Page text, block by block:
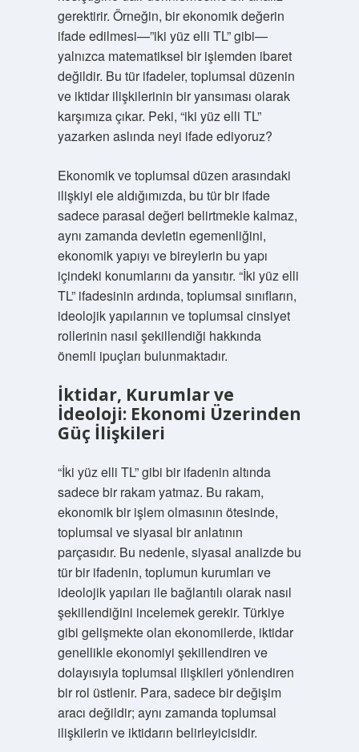
gerektirir. Örneğin, bir ekonomik değerin
ifade edilmesi—”iki yüz elli TL” gibi—
yalnızca matematiksel bir işlemden ibaret
değildir. Bu tür ifadeler, toplumsal düzenin
ve iktidar ilişkilerinin bir yansıması olarak
karşımıza çıkar. Peki, “iki yüz elli TL”
yazarken aslında neyi ifade ediyoruz?
Ekonomik ve toplumsal düzen arasındaki
ilişkiyi ele aldığımızda, bu tür bir ifade
sadece parasal değeri belirtmekle kalmaz,
aynı zamanda devletin egemenliğini,
ekonomik yapıyı ve bireylerin bu yapı
içindeki konumlarını da yansıtır. “İki yüz elli
TL” ifadesinin ardında, toplumsal sınıfların,
ideolojik yapılarının ve toplumsal cinsiyet
rollerinin nasıl şekillendiği hakkında
önemli ipuçları bulunmaktadır.
İktidar, Kurumlar ve
İdeoloji: Ekonomi Üzerinden
Güç İlişkileri
“İki yüz elli TL” gibi bir ifadenin altında
sadece bir rakam yatmaz. Bu rakam,
ekonomik bir işlem olmasının ötesinde,
toplumsal ve siyasal bir anlatının
parçasıdır. Bu nedenle, siyasal analizde bu
tür bir ifadenin, toplumun kurumları ve
ideolojik yapıları ile bağlantılı olarak nasıl
şekillendiğini incelemek gerekir. Türkiye
gibi gelişmekte olan ekonomilerde, iktidar
genellikle ekonomiyi şekillendiren ve
dolayısıyla toplumsal ilişkileri yönlendiren
bir rol üstlenir. Para, sadece bir değişim
aracı değildir; aynı zamanda toplumsal
ilişkilerin ve iktidarın belirleyicisidir.